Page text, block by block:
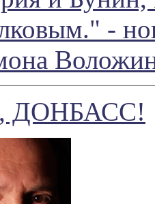
-
ДОНБАСС!